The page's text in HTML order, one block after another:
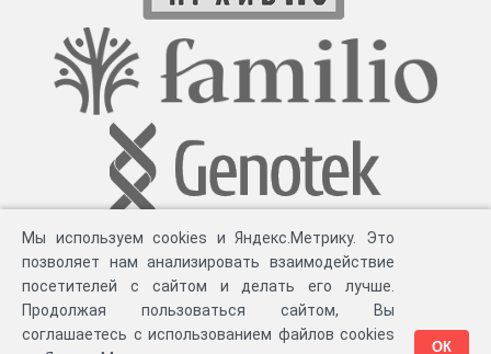
Мы используем cookies и Яндекс.Метрику. Это
позволяет нам анализировать взаимодействие
посетителей с сайтом и делать его лучше.
Продолжая пользоваться сайтом, Вы
соглашаетесь с использованием файлов cookies
ОК